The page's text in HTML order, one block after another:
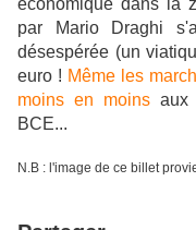
économique dans la
par Mario Draghi
désespérée (un
euro ! Même les
moins en moinsaux
BCE...
N.B : l'image de ce billet